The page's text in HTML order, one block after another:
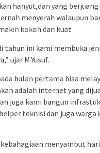
hanyut,dan yang
menyerah walaupun
kokoh dan kuat
tahun ini kami membuka
ujar M.Yusuf.
bulan pertama bisa
adalah internet yang
juga kami bangun
teknisi dan juga warga
menyambut